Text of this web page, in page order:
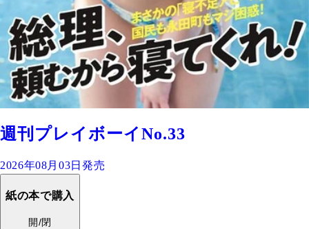
週刊プレイボーイNo.33
2026年08月03日発売
紙の本で購入
開/閉